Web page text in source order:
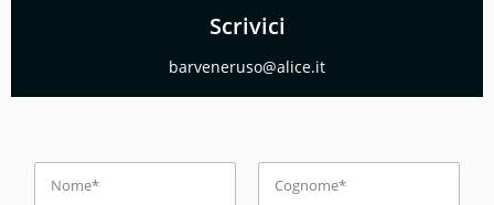
Scrivici
barveneruso@alice.it